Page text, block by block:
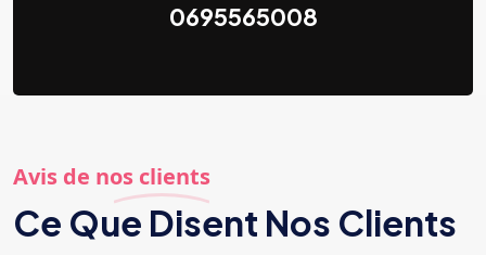
0695565008
Avis de nos clients
Ce Que Disent Nos Clients